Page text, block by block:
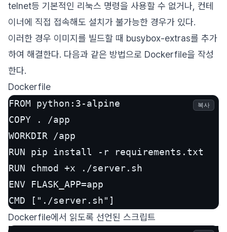
telnet등 기본적인 리눅스 명령을 사용할 수 없거나, 컨테
이너에 직접 접속해도 설치가 불가능한 경우가 있다.
이러한 경우 이미지를 빌드할 때 busybox-extras를 추가
하여 해결한다. 다음과 같은 방법으로 Dockerfile을 작성
한다.
Dockerfile
FROM python:3-alpine
COPY . /app
WORKDIR /app
RUN pip install -r requirements.txt
RUN chmod +x ./server.sh
ENV FLASK_APP=app
복사
Dockerfile에서 읽도록 선언된 스크립트